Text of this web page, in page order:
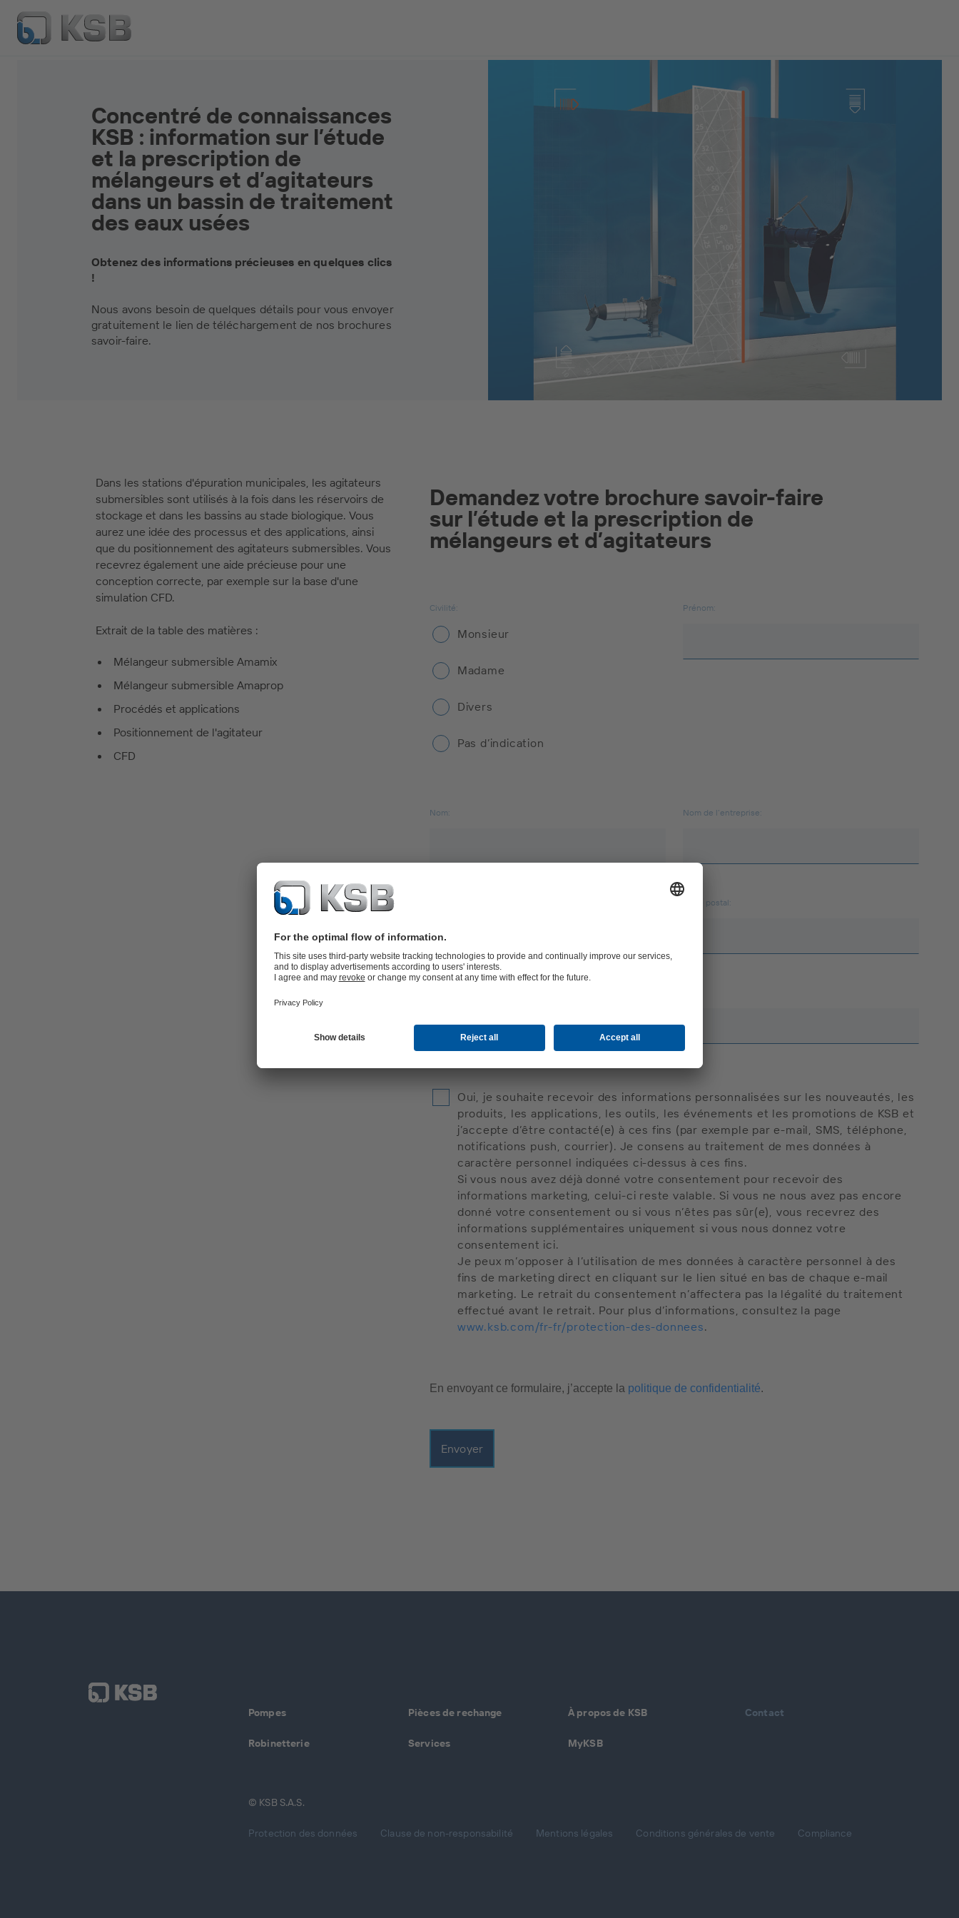
Concentré de connaissances
KSB : information sur l’étude
et la prescription de
mélangeurs et d’agitateurs
dans un bassin de traitement
des eaux usées
Obtenez des informations précieuses en quelques clics
!
Nous avons besoin de quelques détails pour vous envoyer
gratuitement le lien de téléchargement de nos brochures
savoir-faire.
Dans les stations d'épuration municipales, les agitateurs
submersibles sont utilisés à la fois dans les réservoirs de
stockage et dans les bassins au stade biologique. Vous
aurez une idée des processus et des applications, ainsi
que du positionnement des agitateurs submersibles. Vous
recevrez également une aide précieuse pour une
conception correcte, par exemple sur la base d'une
simulation CFD.
Extrait de la table des matières :
Mélangeur submersible Amamix
Mélangeur submersible Amaprop
Procédés et applications
Positionnement de l'agitateur
CFD
Demandez votre brochure savoir-faire
sur l’étude et la prescription de
Civilité:
Monsieur
Madame
Divers
Pas d’indication
Prénom:
Nom: Nom de l’entreprise:
Code postal:
Oui, je souhaite recevoir des informations personnalisées sur les nouveautés, les
produits, les applications, les outils, les événements et les promotions de KSB et
j’accepte d’être contacté(e) à ces fins (par exemple par e-mail, SMS, téléphone,
notifications push, courrier). Je consens au traitement de mes données à
caractère personnel indiquées ci-dessus à ces fins.
Si vous nous avez déjà donné votre consentement pour recevoir des
informations marketing, celui-ci reste valable. Si vous ne nous avez pas encore
donné votre consentement ou si vous n’êtes pas sûr(e), vous recevrez des
informations supplémentaires uniquement si vous nous donnez votre
consentement ici.
Je peux m’opposer à l’utilisation de mes données à caractère personnel à des
fins de marketing direct en cliquant sur le lien situé en bas de chaque e-mail
marketing. Le retrait du consentement n’affectera pas la légalité du traitement
effectué avant le retrait. Pour plus d’informations, consultez la page
www.ksb.com/fr-fr/protection-des-donnees.
En envoyant ce formulaire, j’accepte la politique de confidentialité.
Envoyer
Pompes
Robinetterie
Pièces de rechange
Services
À propos de KSB
MyKSB
Contact
© KSB S.A.S.
Protection des données Clause de non-responsabilité Mentions légales Conditions générales de vente Compliance